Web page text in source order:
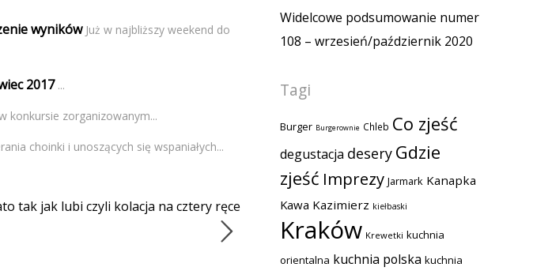
wyników Już w najbliższy weekend do
2017 ...
konkursie zorganizowanym...
choinki i unoszących się wspaniałych...
tak jak lubi czyli kolacja na cztery ręce
Widelcowe podsumowanie numer
108 – wrzesień/październik 2020
Tagi
Burger Burgerownie Chleb Co zjeść
degustacja desery Gdzie
zjeść Imprezy Jarmark Kanapka
Kawa Kazimierz kiełbaski
Kraków Krewetki kuchnia
orientalna kuchnia polska kuchnia